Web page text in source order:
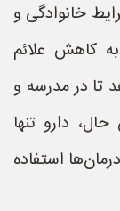
خانوادگی و
کاهش علائم
تا در مدرسه و
دارو تنها
استفاده